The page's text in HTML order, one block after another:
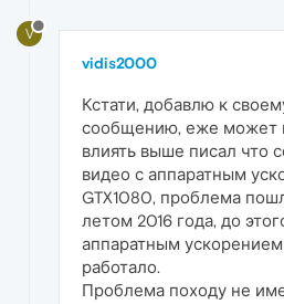
V
vidis2000
Кстати, добавлю к
сообщению, еже может
влиять выше писал что
видео с аппаратным
GTX1080, проблема
летом 2016 года, до
аппаратным
работало.
Проблема походу не